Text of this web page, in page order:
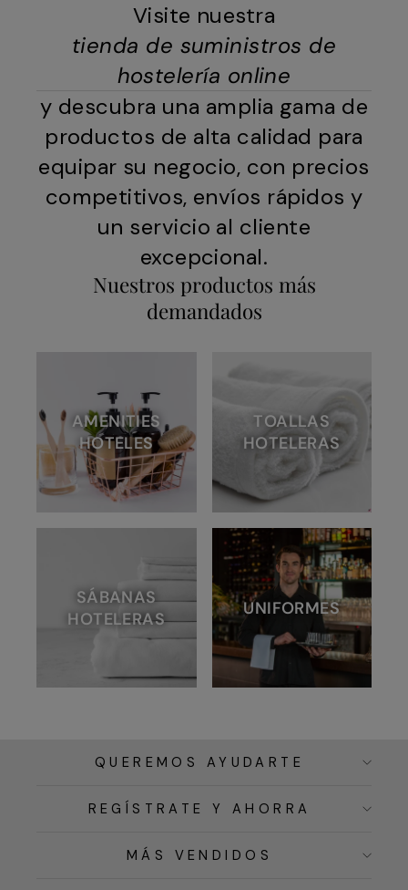
Visite nuestra
tienda de suministros de
hostelería online
y descubra una amplia gama de
productos de alta calidad para
equipar su negocio, con precios
competitivos, envíos rápidos y
un servicio al cliente
excepcional.
Nuestros productos más
demandados
AMENITIES
HOTELES
TOALLAS
HOTELERAS
SÁBANAS
HOTELERAS
UNIFORMES
QUEREMOS AYUDARTE
REGÍSTRATE Y AHORRA
MÁS VENDIDOS